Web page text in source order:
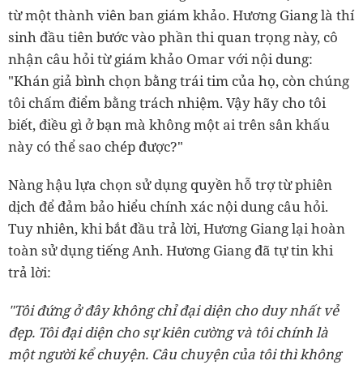
từ một thành viên ban giám khảo. Hương Giang là thí
sinh đầu tiên bước vào phần thi quan trọng này, cô
nhận câu hỏi từ giám khảo Omar với nội dung:
"Khán giả bình chọn bằng trái tim của họ, còn chúng
tôi chấm điểm bằng trách nhiệm. Vậy hãy cho tôi
biết, điều gì ở bạn mà không một ai trên sân khấu
này có thể sao chép được?"
Nàng hậu lựa chọn sử dụng quyền hỗ trợ từ phiên
dịch để đảm bảo hiểu chính xác nội dung câu hỏi.
Tuy nhiên, khi bắt đầu trả lời, Hương Giang lại hoàn
toàn sử dụng tiếng Anh. Hương Giang đã tự tin khi
trả lời:
"Tôi đứng ở đây không chỉ đại diện cho duy nhất vẻ
đẹp. Tôi đại diện cho sự kiên cường và tôi chính là
một người kể chuyện. Câu chuyện của tôi thì không